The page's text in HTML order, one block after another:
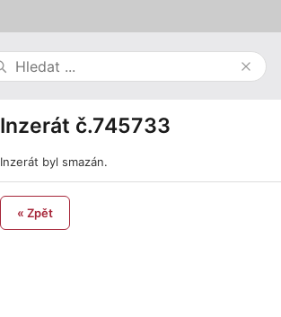
Inzerát č.745733
Inzerát byl smazán.
« Zpět